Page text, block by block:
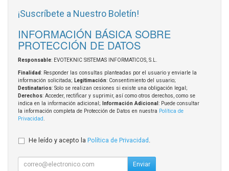
¡Suscríbete a Nuestro Boletín!
INFORMACIÓN BÁSICA SOBRE
PROTECCIÓN DE DATOS
Responsable: EVOTEKNIC SISTEMAS INFORMATICOS, S.L.
Finalidad: Responder las consultas planteadas por el usuario y enviarle la
información solicitada; Legitimación: Consentimiento del usuario;
Destinatarios: Solo se realizan cesiones si existe una obligación legal;
Derechos: Acceder, rectificar y suprimir, así como otros derechos, como se
indica en la información adicional;
Información Adicional : Puede consultar
la información completa de Protección de Datos en nuestra Política de
Privacidad
He leído y acepto la Política de Privacidad
Enviar